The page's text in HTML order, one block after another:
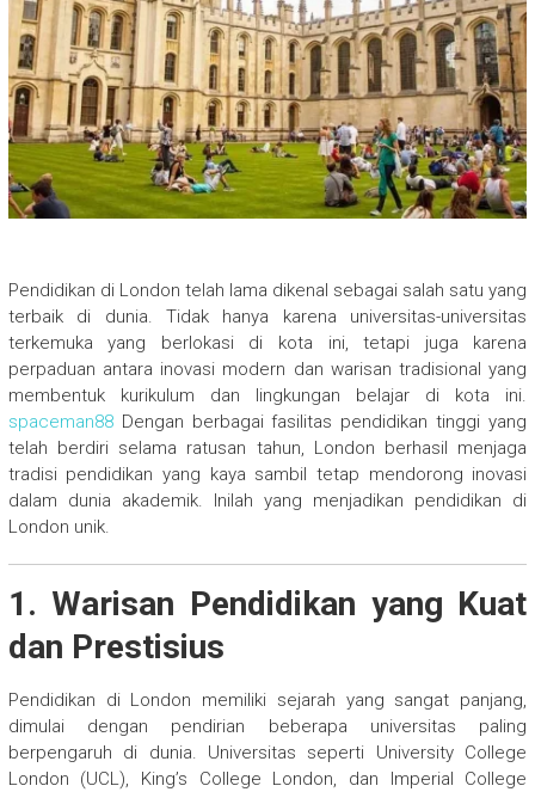
Pendidikan di London telah lama dikenal sebagai salah satu yang
terbaik di dunia. Tidak hanya karena universitas-universitas
terkemuka yang berlokasi di kota ini, tetapi juga karena
perpaduan antara inovasi modern dan warisan tradisional yang
membentuk kurikulum dan lingkungan belajar di kota ini.
spaceman88Dengan berbagai fasilitas pendidikan tinggi yang
telah berdiri selama ratusan tahun, London berhasil menjaga
tradisi pendidikan yang kaya sambil tetap mendorong inovasi
dalam dunia akademik. Inilah yang menjadikan pendidikan di
London unik.
1. Warisan Pendidikan yang Kuat
dan Prestisius
Pendidikan di London memiliki sejarah yang sangat panjang,
dimulai dengan pendirian beberapa universitas paling
berpengaruh di dunia. Universitas seperti University College
London (UCL), King’s College London, dan Imperial College